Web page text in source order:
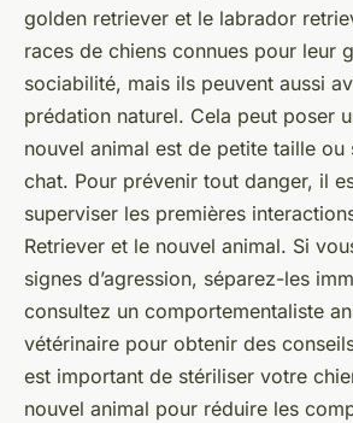
golden retriever et le labrador
races de chiens connues pour leur
sociabilité, mais ils peuvent aussi
prédation naturel. Cela peut poser
nouvel animal est de petite taille ou
chat. Pour prévenir tout danger, il
superviser les premières
Retriever et le nouvel animal. Si
signes d’agression, séparez-les
consultez un comportementaliste
vétérinaire pour obtenir des
est important de stériliser votre
nouvel animal pour réduire les